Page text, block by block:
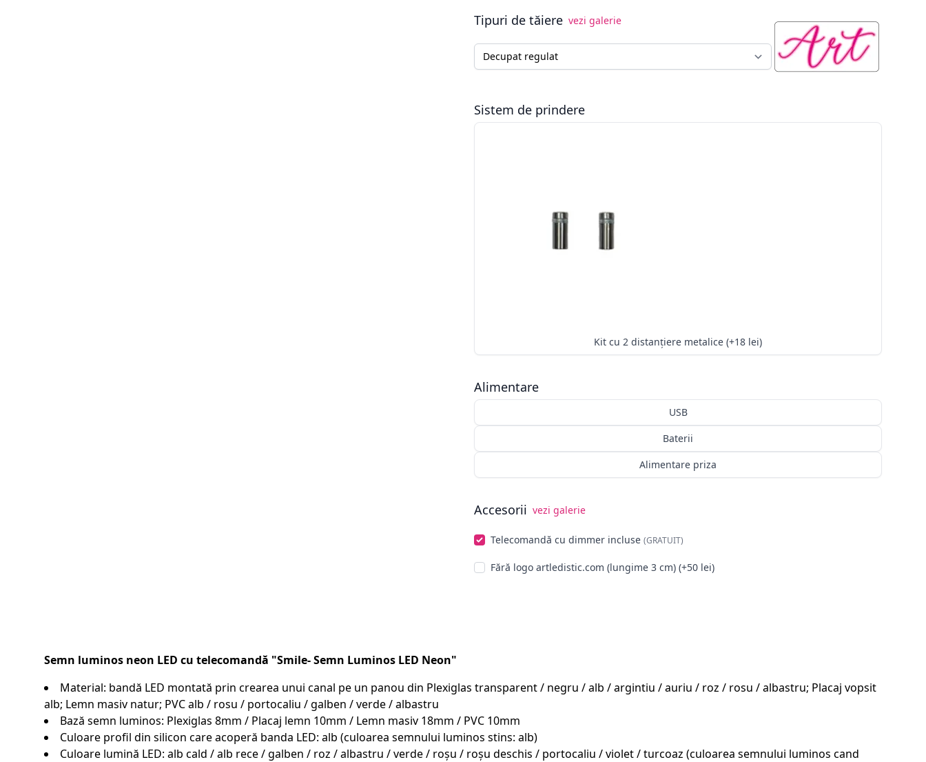
Tipuri de tăiere vezi galerie
Tip tăiere semn luminos
Sistem de prindere
Kit cu 2 distanțiere metalice (+18 lei)
Alimentare
USB
Baterii
Alimentare priza
Accesorii vezi galerie
Telecomandă cu dimmer incluse (GRATUIT)
Fără logo artledistic.com (lungime 3 cm) (+50 lei)
Semn luminos neon LED cu telecomandă "Smile- Semn Luminos LED Neon"
Material: bandă LED montată prin crearea unui canal pe un panou din Plexiglas transparent / negru / alb / argintiu / auriu / roz / rosu / albastru; Placaj vopsit
alb; Lemn masiv natur; PVC alb / rosu / portocaliu / galben / verde / albastru
Bază semn luminos: Plexiglas 8mm / Placaj lemn 10mm / Lemn masiv 18mm / PVC 10mm
Culoare profil din silicon care acoperă banda LED: alb (culoarea semnului luminos stins: alb)
Culoare lumină LED: alb cald / alb rece / galben / roz / albastru / verde / roșu / roșu deschis / portocaliu / violet / turcoaz (culoarea semnului luminos cand